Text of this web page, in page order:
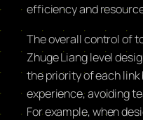
efficiency and
The overall control of
Zhuge Liang level
the priority of each link
experience, avoiding
For example, when